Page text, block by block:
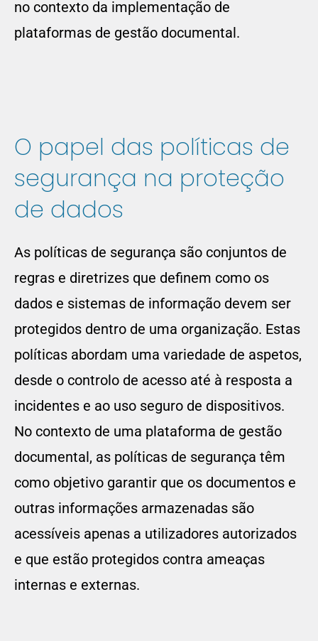
no contexto da implementação de
plataformas de gestão documental.
O papel das políticas de
segurança na proteção
de dados
As políticas de segurança são conjuntos de
regras e diretrizes que definem como os
dados e sistemas de informação devem ser
protegidos dentro de uma organização. Estas
políticas abordam uma variedade de aspetos,
desde o controlo de acesso até à resposta a
incidentes e ao uso seguro de dispositivos.
No contexto de uma plataforma de gestão
documental, as políticas de segurança têm
como objetivo garantir que os documentos e
outras informações armazenadas são
acessíveis apenas a utilizadores autorizados
e que estão protegidos contra ameaças
internas e externas.